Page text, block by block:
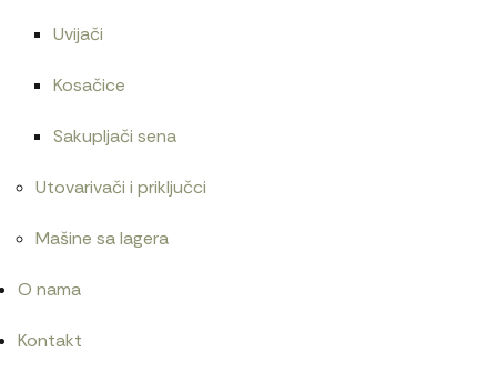
Uvijači
Kosačice
Sakupljači sena
Utovarivači i priključci
Mašine sa lagera
O nama
Kontakt